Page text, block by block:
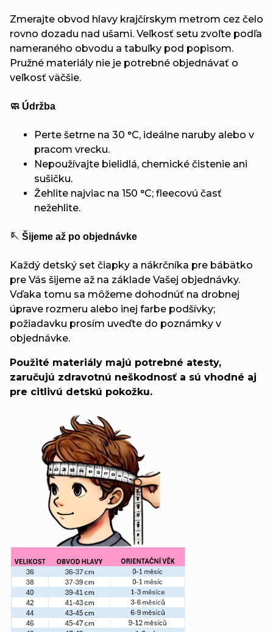
Zmerajte obvod hlavy krajčírskym metrom cez čelo
rovno dozadu nad ušami. Veľkosť setu zvoľte podľa
nameraného obvodu a tabuľky pod popisom.
Pružné materiály nie je potrebné objednávať o
veľkosť väčšie.
🧼 Údržba
Perte šetrne na 30 °C, ideálne naruby alebo v
pracom vrecku.
Nepoužívajte bielidlá, chemické čistenie ani
sušičku.
Žehlite najviac na 150 °C; fleecovú časť
nežehlite.
🪡 Šijeme až po objednávke
Každý detský set čiapky a nákrčníka pre bábätko
pre Vás šijeme až na základe Vašej objednávky.
Vďaka tomu sa môžeme dohodnúť na drobnej
úprave rozmeru alebo inej farbe podšívky;
požiadavku prosím uveďte do poznámky v
objednávke.
Použité materiály majú potrebné atesty,
zaručujú zdravotnú neškodnosť a sú vhodné aj
pre citlivú detskú pokožku.